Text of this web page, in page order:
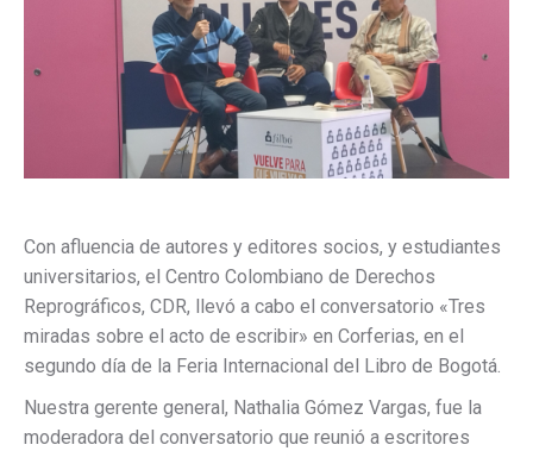
Con afluencia de autores y editores socios, y estudiantes
universitarios, el Centro Colombiano de Derechos
Reprográficos, CDR, llevó a cabo el conversatorio «Tres
miradas sobre el acto de escribir» en Corferias, en el
segundo día de la Feria Internacional del Libro de Bogotá.
Nuestra gerente general, Nathalia Gómez Vargas, fue la
moderadora del conversatorio que reunió a escritores